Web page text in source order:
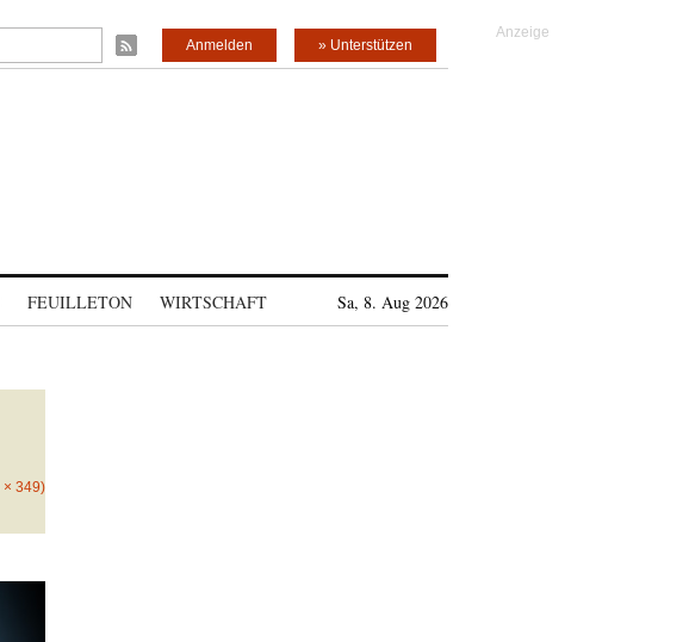
» Unterstützen
Anmelden
FEUILLETON WIRTSCHAFT Sa, 8. Aug 2026
× 349)